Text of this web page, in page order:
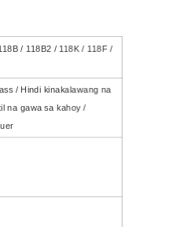
/ 118B2 / 118K / 118F /
/ Hindi kinakalawang na
na gawa sa kahoy /